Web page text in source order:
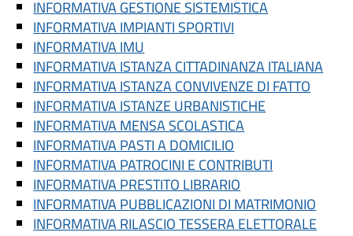
INFORMATIVA GESTIONE SISTEMISTICA
INFORMATIVA IMPIANTI SPORTIVI
INFORMATIVA IMU
INFORMATIVA ISTANZA CITTADINANZA ITALIANA
INFORMATIVA ISTANZA CONVIVENZE DI FATTO
INFORMATIVA ISTANZE URBANISTICHE
INFORMATIVA MENSA SCOLASTICA
INFORMATIVA PASTI A DOMICILIO
INFORMATIVA PATROCINI E CONTRIBUTI
INFORMATIVA PRESTITO LIBRARIO
INFORMATIVA PUBBLICAZIONI DI MATRIMONIO
INFORMATIVA RILASCIO TESSERA ELETTORALE